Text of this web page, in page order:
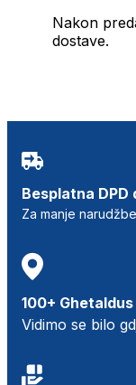
Nakon
dostave.
Besplatna
Za manje
100+
Vidimo se bilo